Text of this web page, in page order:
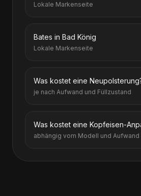
Lokale Markenseite
Bates in Bad König
Lokale Markenseite
Was kostet eine
je nach Aufwand und Füllzustand
Was kostet eine Kopfeisen-
abhängig vom Modell und Aufwand